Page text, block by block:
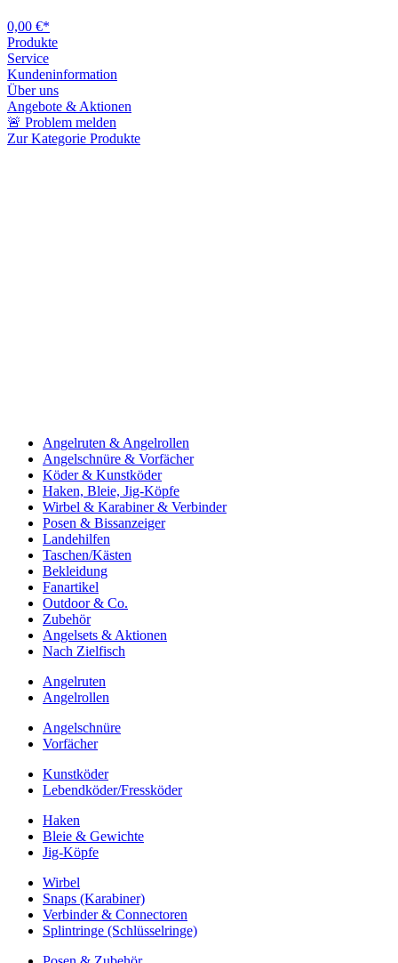
0,00 €*
Produkte
Service
Kundeninformation
Über uns
Angebote & Aktionen
🚨 Problem melden
Zur Kategorie Produkte
Angelruten & Angelrollen
Angelschnüre & Vorfächer
Köder & Kunstköder
Haken, Bleie, Jig-Köpfe
Wirbel & Karabiner & Verbinder
Posen & Bissanzeiger
Landehilfen
Taschen/Kästen
Bekleidung
Fanartikel
Outdoor & Co.
Zubehör
Angelsets & Aktionen
Nach Zielfisch
Angelruten
Angelrollen
Angelschnüre
Vorfächer
Kunstköder
Lebendköder/Fressköder
Haken
Bleie & Gewichte
Jig-Köpfe
Wirbel
Snaps (Karabiner)
Verbinder & Connectoren
Splintringe (Schlüsselringe)